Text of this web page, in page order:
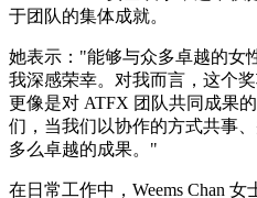
于团队的集体成就。
她表示："能够与众多卓越的女
我深感荣幸。对我而言，这个
更像是对 ATFX 团队共同成果
们，当我们以协作的方式共事
多么卓越的成果。"
在日常工作中，Weems Chan